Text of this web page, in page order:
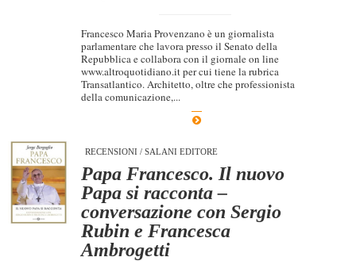
Dicono di Noi
Archivio
Autori
Generi
Case editrici
Francesco Maria Provenzano è un giornalista
parlamentare che lavora presso il Senato della
Repubblica e collabora con il giornale on line
www.altroquotidiano.it per cui tiene la rubrica
Transatlantico. Architetto, oltre che professionista
della comunicazione,...
RECENSIONI / SALANI EDITORE
Papa Francesco. Il nuovo
Papa si racconta –
conversazione con Sergio
Rubin e Francesca
Ambrogetti